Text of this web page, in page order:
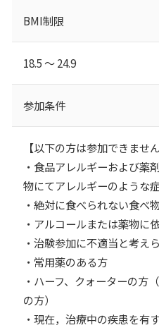
BMI制限
18.5 ～ 24.9
参加条件
【以下の方は参加できません
・食品アレルギーおよび薬
物にてアレルギーのような
・絶対に食べられない食べ
・アルコールまたは薬物に
・治験参加に不適当と考え
・常用薬のある方
・ハーフ、クォーターの方
の方）
・現在，治療中の疾患を有